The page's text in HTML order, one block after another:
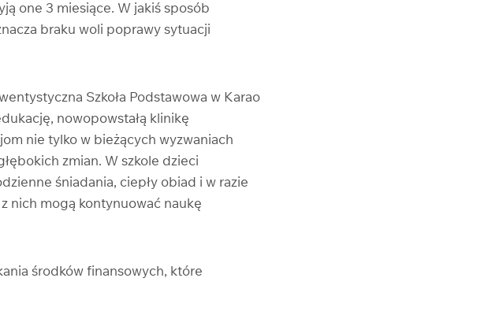
one 3 miesiące. W jakiś sposób
braku woli poprawy sytuacji
Szkoła Podstawowa w Karao
nowopowstałą klinikę
nie tylko w bieżących wyzwaniach
zmian. W szkole dzieci
śniadania, ciepły obiad i w razie
nich mogą kontynuować naukę
środków finansowych, które